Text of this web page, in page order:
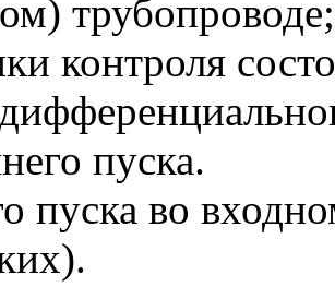
трубопроводе;
контроля
пуска.
пуска во